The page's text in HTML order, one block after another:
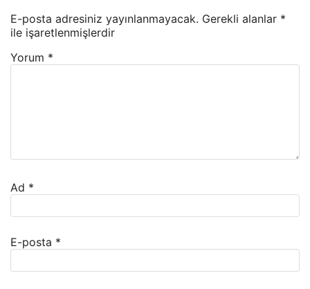
E-posta adresiniz yayınlanmayacak. Gerekli alanlar *
ile işaretlenmişlerdir
Yorum *
Ad *
E-posta *